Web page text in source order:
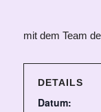
mit dem Team
DETAILS
Datum: